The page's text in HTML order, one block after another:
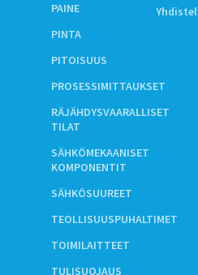
PAINE
PINTA
PITOISUUS
PROSESSIMITTAUKSET
RÄJÄHDYSVAARALLISET
TILAT
SÄHKÖMEKAANISET
KOMPONENTIT
SÄHKÖSUUREET
TEOLLISUUSPUHALTIMET
TOIMILAITTEET
TULISUOJAUS